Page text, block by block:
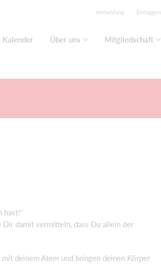
Anmeldung Einloggen
Kalender Über uns Mitgliedschaft
hast!“
Dir damit vermitteln, dass Du allein der
deinem Atem und bringen deinen Körper